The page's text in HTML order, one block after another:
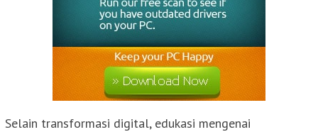
Selain transformasi digital, edukasi mengenai